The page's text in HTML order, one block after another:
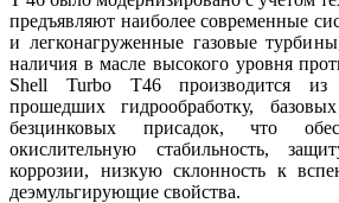
предъявляют наиболее современные
и легконагруженные газовые
наличия в масле высокого уровня
Shell Turbo T46 производится из
прошедших гидрообработку,
безцинковых присадок, что
окислительную стабильность,
коррозии, низкую склонность к
деэмульгирующие свойства.